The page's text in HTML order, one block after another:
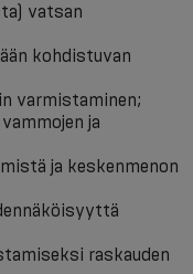
vatsan
kohdistuvan
varmistaminen;
ja
ja keskenmenon
raskauden